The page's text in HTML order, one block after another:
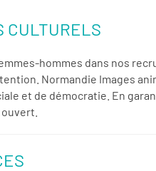
CULTURELS
hommes dans nos
Normandie Images
et de démocratie. En